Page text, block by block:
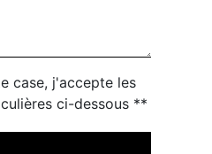
case, j'accepte les
ci-dessous **